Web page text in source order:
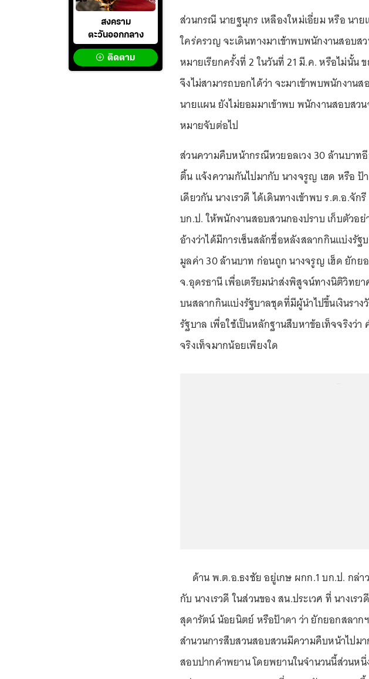
สงคราม
ตะวันออกกลาง
ติดตาม
ส่วนกรณี นายฐนุกร เหลืองใหม่เอี่ยม หรือ นา
ใคร่ครวญ จะเดินทางมาเข้าพบพนักงานสอบส
หมายเรียกครั้งที่ 2 ในวันที่ 21 มี.ค. หรือไม่นั้น
จึงไม่สามารถบอกได้ว่า จะมาเข้าพบพนักงาน
นายแผน ยังไม่ยอมมาเข้าพบ พนักงานสอบสว
หมายจับต่อไป
ส่วนความคืบหน้ากรณีหวยอลเวง 30 ล้านบาท
ติ้น แจ้งความกันไปมากับ นางจรูญ เฮด หรือ ป้
เดียวกัน นางเรวดี ได้เดินทางเข้าพบ ร.ต.อ.จั
บก.ป. ให้พนักงานสอบสวนกองปราบ เก็บตัวอย่
อ้างว่าได้มีการเซ็นสลักชื่อหลังสลากกินแบ่งรัฐ
มูลค่า 30 ล้านบาท ก่อนถูก นางจรูญ เฮ็ด ยักย
จ.อุดรธานี เพื่อเตรียมนำส่งพิสูจน์ทางนิติวิทย
บนสลากกินแบ่งรัฐบาลชุดที่มีผู้นำไปขึ้นเงินรา
รัฐบาล เพื่อใช้เป็นหลักฐานสืบหาข้อเท็จจริงว่า
จริงเท็จมากน้อยเพียงใด
ด้าน พ.ต.อ.ธงชัย อยู่เกษ ผกก.1 บก.ป. กล่า
กับ นางเรวดี ในส่วนของ สน.ประเวศ ที่ นางเร
สุดารัตน์ น้อยนิตย์ หรือป้าดา ว่า ยักยอกสลาก
สำนวนการสืบสวนสอบสวนมีความคืบหน้าไปม
สอบปากคำพยาน โดยพยานในจำนวนนี้ส่วนหนึ่